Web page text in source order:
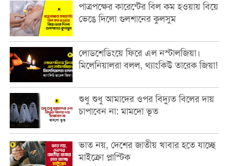
পাত্রপক্ষের কারেন্টের বিল কম হওয়ায় বিয়ে
ভেঙে দিলো গুলশানের কুলসুম
লোডশেডিংয়ে ফিরে এল নস্টালজিয়া।
মিলেনিয়ালরা বলল, থ্যাংকিউ তারেক জিয়া!
শুধু শুধু আমাদের ওপর বিদ্যুত বিলের দায়
চাপাবেন না: মামদো ভূত
ভাত নয়, দেশের জাতীয় খাবার হতে যাচ্ছে
মাইক্রো প্লাস্টিক